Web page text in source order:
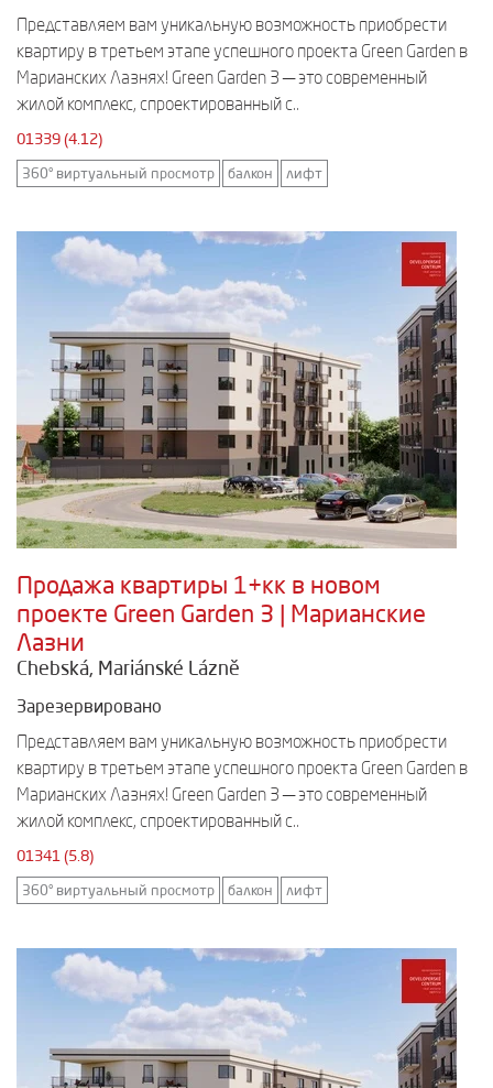
Представляем вам уникальную возможность приобрести
квартиру в третьем этапе успешного проекта Green Garden в
Марианских Лазнях! Green Garden 3 — это современный
жилой комплекс, спроектированный с..
01339 (4.12)
360° виртуальный просмотр балкон лифт
Продажа квартиры 1+кк в новом
проекте Green Garden 3 | Марианские
Лазни
Chebská, Mariánské Lázně
Зарезервировано
Представляем вам уникальную возможность приобрести
квартиру в третьем этапе успешного проекта Green Garden в
Марианских Лазнях! Green Garden 3 — это современный
жилой комплекс, спроектированный с..
01341 (5.8)
360° виртуальный просмотр балкон лифт